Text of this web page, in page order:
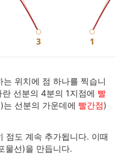
는 위치에 점 하나를 찍습니
선분의 4분의 1지점에 빨
선분의 가운데에 빨간점)
점도 계속 추가됩니다. 이때
물선)을 만듭니다.